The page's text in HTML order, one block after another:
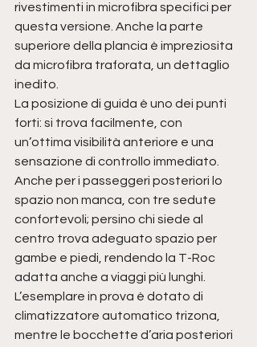
rivestimenti in microfibra specifici per
questa versione. Anche la parte
superiore della plancia è impreziosita
da microfibra traforata, un dettaglio
inedito.
La posizione di guida è uno dei punti
forti: si trova facilmente, con
un’ottima visibilità anteriore e una
sensazione di controllo immediato.
Anche per i passeggeri posteriori lo
spazio non manca, con tre sedute
confortevoli; persino chi siede al
centro trova adeguato spazio per
gambe e piedi, rendendo la T-Roc
adatta anche a viaggi più lunghi.
L’esemplare in prova è dotato di
climatizzatore automatico trizona,
mentre le bocchette d’aria posteriori